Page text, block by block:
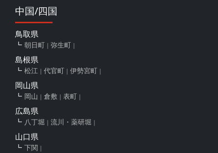
中国/四国
鳥取県
朝日町 弥生町
島根県
松江 代官町 伊勢宮町
岡山県
岡山 倉敷 表町
広島県
八丁堀 流川・薬研堀
山口県
下関